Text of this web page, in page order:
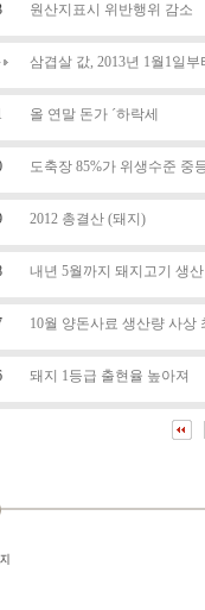
원산지표시 위반행위 감소
삼겹살 값, 2013년 1월1일
올 연말 돈가 ´하락세
도축장 85%가 위생수준 중
2012 총결산 (돼지)
내년 5월까지 돼지고기 생
10월 양돈사료 생산량 사상
돼지 1등급 출현율 높아져